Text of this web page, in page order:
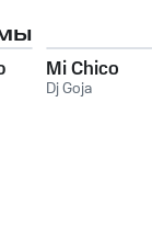
Mi Chico
Dj Goja